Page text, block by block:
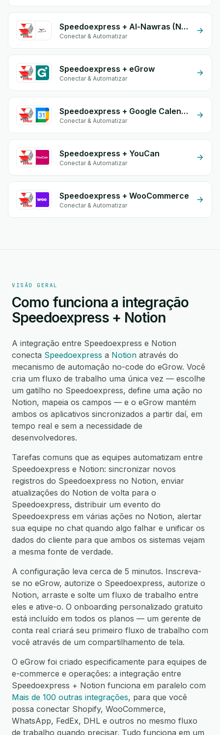
Speedoexpress + Al-Nawras (Nawris)
Conectar & Automatizar
Speedoexpress + eGrow
Conectar & Automatizar
Speedoexpress + Google Calendar
Conectar & Automatizar
Speedoexpress + YouCan
Conectar & Automatizar
Speedoexpress + WooCommerce
Conectar & Automatizar
VISÃO GERAL
Como funciona a integração
Speedoexpress + Notion
A integração entre Speedoexpress e Notion
conecta Speedoexpress a Notion através do
mecanismo de automação no-code do eGrow. Você
cria um fluxo de trabalho uma única vez — escolhe
um gatilho no Speedoexpress, define uma ação no
Notion, mapeia os campos — e o eGrow mantém
ambos os aplicativos sincronizados a partir daí, em
tempo real e sem a necessidade de
desenvolvedores.
Tarefas comuns que as equipes automatizam entre
Speedoexpress e Notion: sincronizar novos
registros do Speedoexpress no Notion, enviar
atualizações do Notion de volta para o
Speedoexpress, distribuir um evento do
Speedoexpress em várias ações no Notion, alertar
sua equipe no chat quando algo falhar e unificar os
dados do cliente para que ambos os sistemas vejam
a mesma fonte de verdade.
A configuração leva cerca de 5 minutos. Inscreva-
se no eGrow, autorize o Speedoexpress, autorize o
Notion, arraste e solte um fluxo de trabalho entre
eles e ative-o. O onboarding personalizado gratuito
está incluído em todos os planos — um gerente de
conta real criará seu primeiro fluxo de trabalho com
você através de um compartilhamento de tela.
O eGrow foi criado especificamente para equipes de
e-commerce e operações: a integração entre
Speedoexpress + Notion funciona em paralelo com
Mais de 100 outras integrações, para que você
possa conectar Shopify, WooCommerce,
WhatsApp, FedEx, DHL e outros no mesmo fluxo
de trabalho quando precisar. Tudo funciona em um